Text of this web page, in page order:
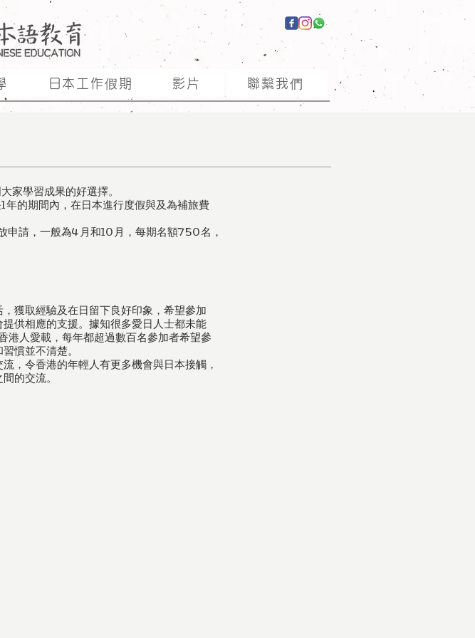
家學習成果的好選擇。
的期間內，在日本進行度假與及為補旅費
申請，一般為4月和10月，每期名額750名，
獲取經驗及在日留下良好印象，希望參加
供相應的支援。據知很多愛日人士都未能
港人愛載，每年都超過數百名參加者希望參
慣並不清楚。
，令香港的年輕人有更多機會與日本接觸，
的交流。
日本工作假期 影片 聯繫我們